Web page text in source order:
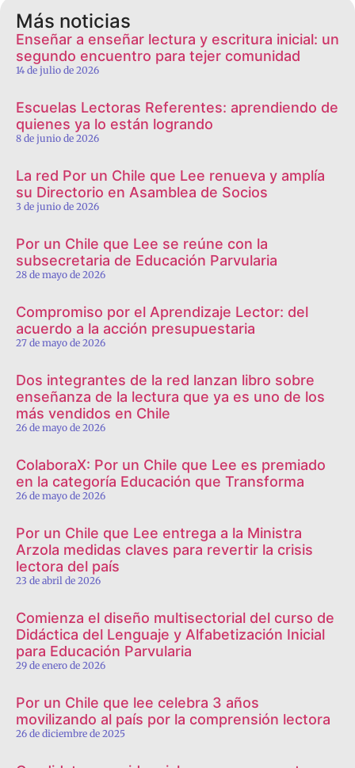
Más noticias
Enseñar a enseñar lectura y escritura inicial: un
segundo encuentro para tejer comunidad
14 de julio de 2026
Escuelas Lectoras Referentes: aprendiendo de
quienes ya lo están logrando
8 de junio de 2026
La red Por un Chile que Lee renueva y amplía
su Directorio en Asamblea de Socios
3 de junio de 2026
Por un Chile que Lee se reúne con la
subsecretaria de Educación Parvularia
28 de mayo de 2026
Compromiso por el Aprendizaje Lector: del
acuerdo a la acción presupuestaria
27 de mayo de 2026
Dos integrantes de la red lanzan libro sobre
enseñanza de la lectura que ya es uno de los
más vendidos en Chile
26 de mayo de 2026
ColaboraX: Por un Chile que Lee es premiado
en la categoría Educación que Transforma
26 de mayo de 2026
Por un Chile que Lee entrega a la Ministra
Arzola medidas claves para revertir la crisis
lectora del país
23 de abril de 2026
Comienza el diseño multisectorial del curso de
Didáctica del Lenguaje y Alfabetización Inicial
para Educación Parvularia
29 de enero de 2026
Por un Chile que lee celebra 3 años
movilizando al país por la comprensión lectora
26 de diciembre de 2025